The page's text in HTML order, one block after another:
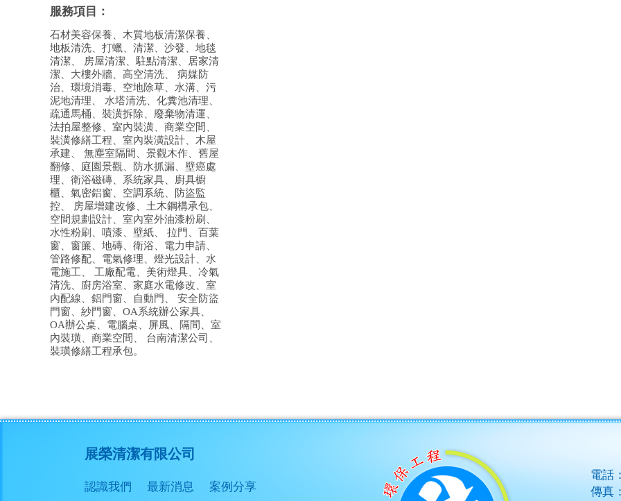
服務項目：
石材美容保養、木質地板清潔保養、
地板清洗、打蠟、清潔、沙發、地毯
清潔、 房屋清潔、駐點清潔、居家清
潔、大樓外牆、高空清洗、 病媒防
治、環境消毒、空地除草、水溝、污
泥地清理、 水塔清洗、化糞池清理、
疏通馬桶、裝潢拆除、廢棄物清運、
法拍屋整修、室內裝潢、商業空間、
裝潢修繕工程、室內裝潢設計、木屋
承建、 無塵室隔間、景觀木作、舊屋
翻修、庭園景觀、防水抓漏、壁癌處
理、衛浴磁磚、系統家具、廚具櫥
櫃、氣密鋁窗、空調系統、防盜監
控、 房屋增建改修、土木鋼構承包、
空間規劃設計、室內室外油漆粉刷、
水性粉刷、噴漆、壁紙、 拉門、百葉
窗、窗簾、地磚、衛浴、電力申請、
管路修配、電氣修理、燈光設計、水
電施工、 工廠配電、美術燈具、冷氣
清洗、廚房浴室、家庭水電修改、室
內配線、鋁門窗、自動門、 安全防盜
門窗、紗門窗、OA系統辦公家具、
OA辦公桌、電腦桌、屏風、隔間、室
內裝璜、商業空間、 台南清潔公司、
裝璜修繕工程承包。
展榮清潔有限公司
認識我們 最新消息 案例分享
電話
傳真